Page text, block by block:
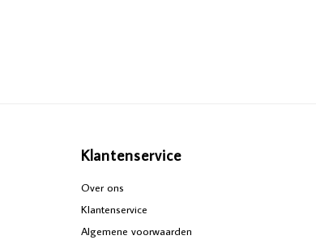
Klantenservice
Over ons
Klantenservice
Algemene voorwaarden